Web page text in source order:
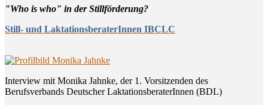
"Who is who" in der Stillförderung?
Still- und LaktationsberaterInnen IBCLC
Interview mit Monika Jahnke, der 1. Vorsitzenden des
Berufsverbands Deutscher LaktationsberaterInnen (BDL)